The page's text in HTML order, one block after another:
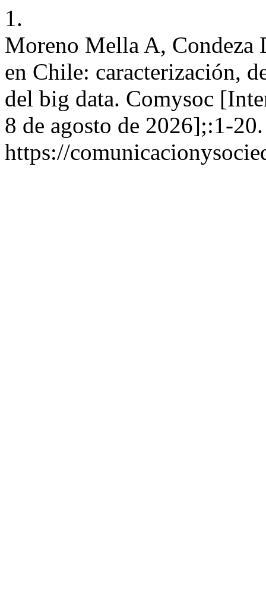
1.
Moreno Mella A, Condeza
en Chile: caracterización,
del big data. Comysoc
8 de agosto de 2026];:1-
https://